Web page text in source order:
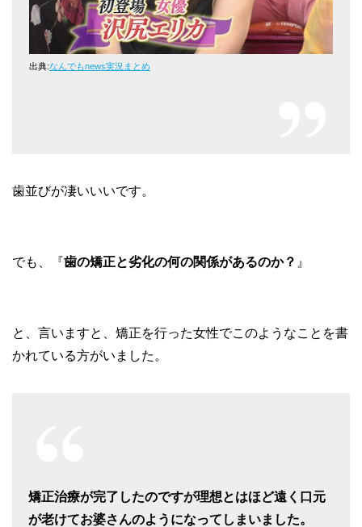
出典:なんでもnews実況まとめ
歯並びが凄いいいです。
でも、『歯の矯正と劣化の何の関係があるのか？ 』
と、言いますと、矯正を行った女性でこのようなことを書
かれている方がいました。
矯正治療が完了したのですが理想とはほど遠く口元
が老けてお婆さんのようになってしまいました。